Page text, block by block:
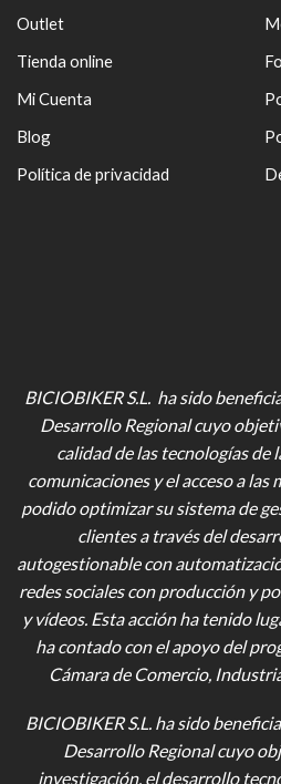
Outlet
Tienda online
Mi Cuenta
Blog
Política de privacidad
BICIOBIKER S.L. ha sido
Desarrollo Regional cuyo
calidad de las tecnologías de
comunicaciones y el acceso a las
podido optimizar su sistema de
clientes a través del
autogestionable con
redes sociales con producción y
y vídeos. Esta acción ha tenido
ha contado con el apoyo del
Cámara de Comercio,
BICIOBIKER S.L. ha sido
Desarrollo Regional cuyo
investigación, el desarrollo